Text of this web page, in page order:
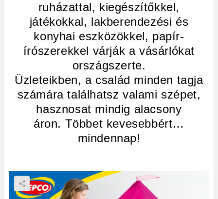
ruházattal, kiegészítőkkel,
játékokkal, lakberendezési és
konyhai eszközökkel, papír-
írószerekkel várják a vásárlókat
országszerte.
Üzleteikben, a család minden tagja
számára találhatsz valami szépet,
hasznosat mindig alacsony
áron. Többet kevesebbért…
mindennap!